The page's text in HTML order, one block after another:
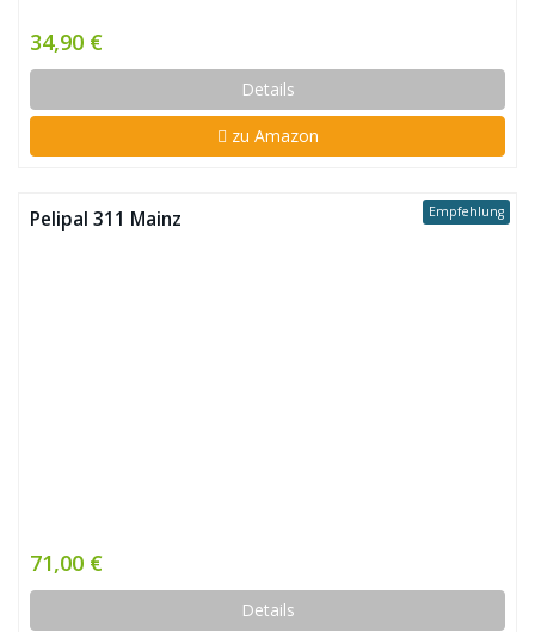
34,90 €
Details
zu Amazon
Empfehlung
Pelipal 311 Mainz
71,00 €
Details